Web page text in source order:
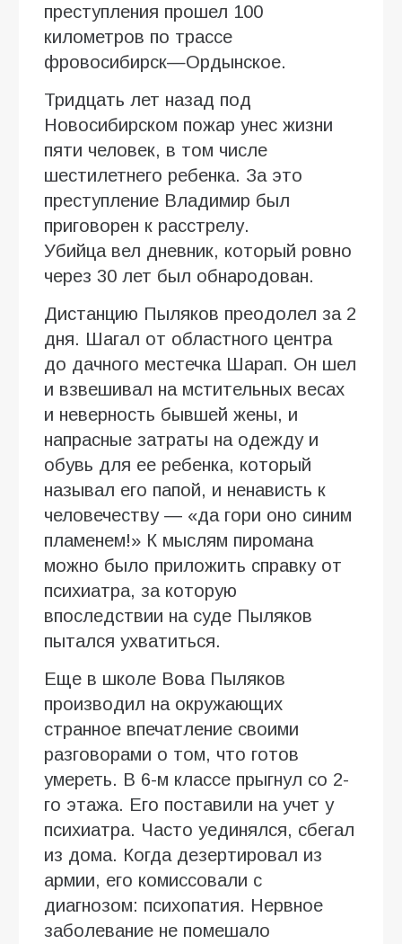
преступления прошел 100
километров по трассе
фровосибирск—Ордынское.
Тридцать лет назад под
Новосибирском пожар унес жизни
пяти человек, в том числе
шестилетнего ребенка. За это
преступление Владимир был
приговорен к расстрелу.
Убийца вел дневник, который ровно
через 30 лет был обнародован.
Дистанцию Пыляков преодолел за 2
дня. Шагал от областного центра
до дачного местечка Шарап. Он шел
и взвешивал на мстительных весах
и неверность бывшей жены, и
напрасные затраты на одежду и
обувь для ее ребенка, который
называл его папой, и ненависть к
человечеству ― «да гори оно синим
пламенем!» К мыслям пиромана
можно было приложить справку от
психиатра, за которую
впоследствии на суде Пыляков
пытался ухватиться.
Еще в школе Вова Пыляков
производил на окружающих
странное впечатление своими
разговорами о том, что готов
умереть. В 6-м классе прыгнул со 2-
го этажа. Его поставили на учет у
психиатра. Часто уединялся, сбегал
из дома. Когда дезертировал из
армии, его комиссовали с
диагнозом: психопатия. Нервное
заболевание не помешало